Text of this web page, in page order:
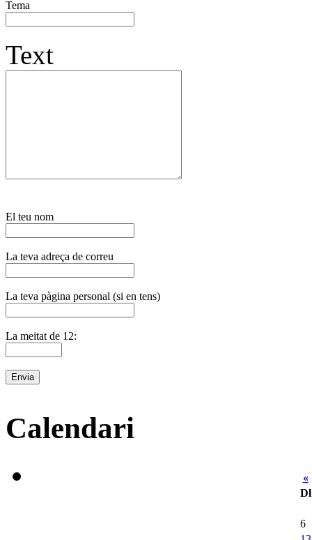
Tema
Text
El teu nom
La teva adreça de correu
La teva pàgina personal (si en tens)
La meitat de 12:
Calendari
«
Dl
6